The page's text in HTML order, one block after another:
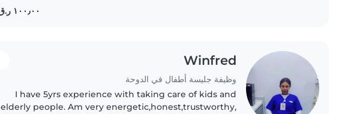
Winfred
وظيفة جليسة أطفال في الدوحة
I have 5yrs experience with taking care of kids and
elderly people. Am very energetic,honest,trustworthy,